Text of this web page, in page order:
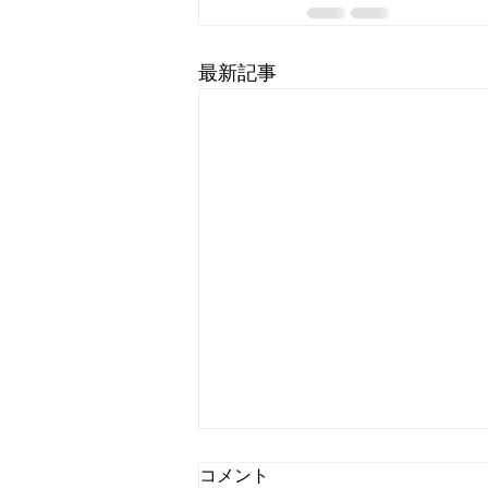
最新記事
国内ドラマ『ターミネーター
コメント